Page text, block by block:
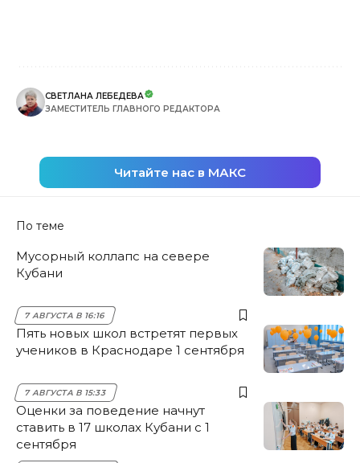
СВЕТЛАНА ЛЕБЕДЕВА
ЗАМЕСТИТЕЛЬ ГЛАВНОГО РЕДАКТОРА
Читайте нас в МАКС
По теме
Мусорный коллапс на севере
Кубани
7 АВГУСТА В 16:16
Пять новых школ встретят первых
учеников в Краснодаре 1 сентября
7 АВГУСТА В 15:33
Оценки за поведение начнут
ставить в 17 школах Кубани с 1
сентября